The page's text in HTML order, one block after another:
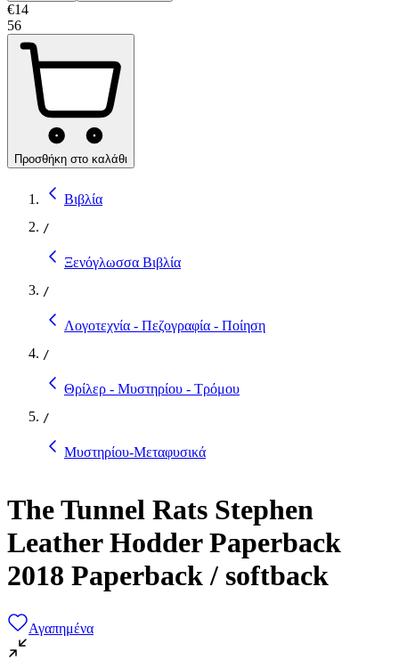
€14
56
Προσθήκη στο καλάθι
Βιβλία
/
Ξενόγλωσσα Βιβλία
/
Λογοτεχνία - Πεζογραφία - Ποίηση
/
Θρίλερ - Μυστηρίου - Τρόμου
/
Μυστηρίου-Μεταφυσικά
The Tunnel Rats Stephen
Leather Hodder Paperback
2018 Paperback / softback
Αγαπημένα